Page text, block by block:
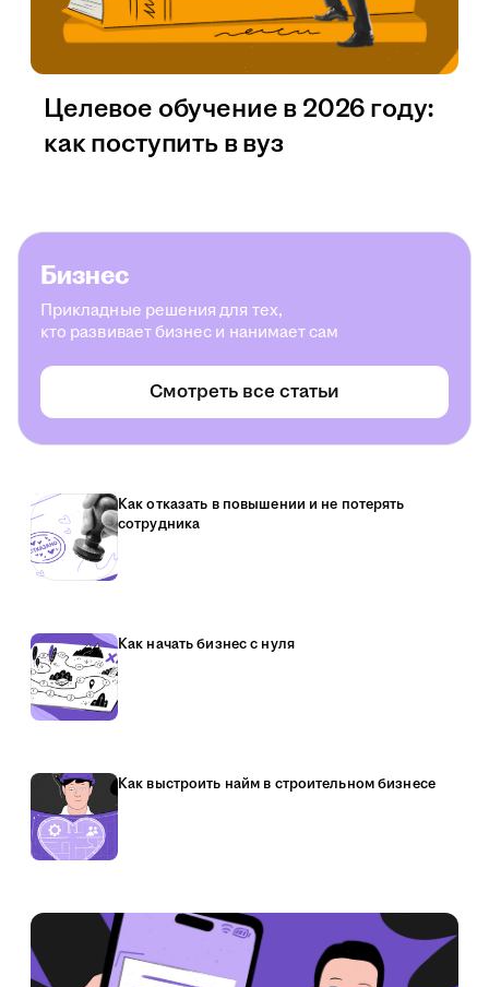
Целевое обучение в 2026 году:
как поступить в вуз
Бизнес
Прикладные решения для тех,
кто развивает бизнес и нанимает сам
Смотреть все статьи
Как отказать в повышении и не потерять
сотрудника
Как начать бизнес с нуля
Как выстроить найм в строительном бизнесе